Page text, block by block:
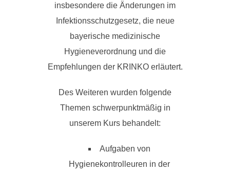
insbesondere die Änderungen im
Infektionsschutzgesetz, die neue
bayerische medizinische
Hygieneverordnung und die
Empfehlungen der KRINKO erläutert.
Des Weiteren wurden folgende
Themen schwerpunktmäßig in
unserem Kurs behandelt:
Aufgaben von
Hygienekontrolleuren in der